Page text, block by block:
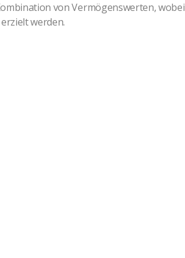
von Vermögenswerten, wobei
werden.